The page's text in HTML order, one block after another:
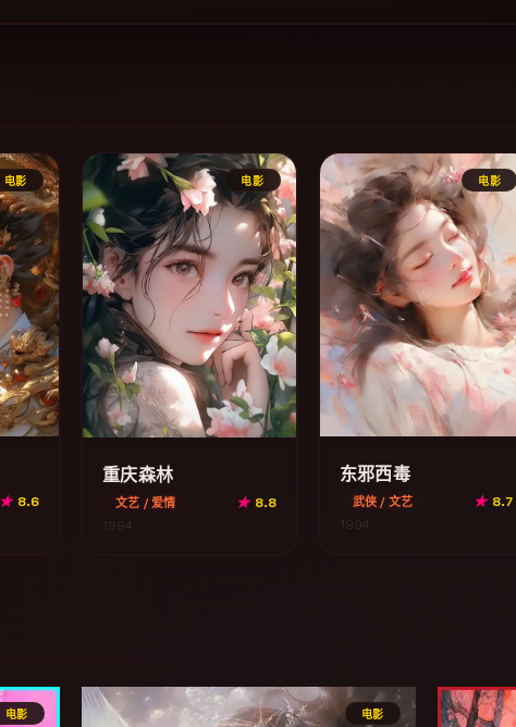
电影
★8.6
电影
重庆森林
文艺 / 爱情 ★8.8
1994
电影
东邪西毒
武侠 / 文艺 ★ 8.7
1994
电影 电影